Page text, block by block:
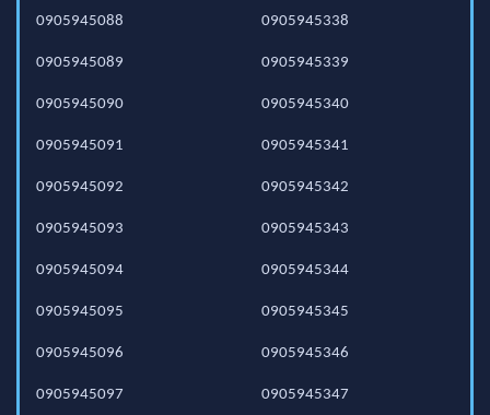
0905945088
0905945089
0905945090
0905945091
0905945092
0905945093
0905945094
0905945095
0905945096
0905945097
0905945338
0905945339
0905945340
0905945341
0905945342
0905945343
0905945344
0905945345
0905945346
0905945347